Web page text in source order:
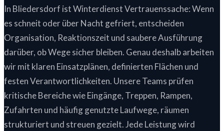
In Bliedersdorf ist Winterdienst Vertrauenssache: Wenn
es schneit oder über Nacht gefriert, entscheiden
Organisation, Reaktionszeit und saubere Ausführung
darüber, ob Wege sicher bleiben. Genau deshalb arbeiten
wir mit klaren Einsatzplänen, definierten Flächen und
festen Verantwortlichkeiten. Unsere Teams prüfen
kritische Bereiche wie Eingänge, Treppen, Rampen,
Zufahrten und häufig genutzte Laufwege, räumen
strukturiert und streuen gezielt. Jede Leistung wird